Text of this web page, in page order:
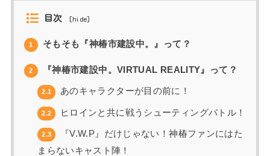
目次 [hide]
1 そもそも『神椿市建設中。』って？
2 『神椿市建設中。VIRTUAL REALITY』って？
2.1 あのキャラクターが目の前に！
2.2 ヒロインと共に戦うシューティングバトル！
2.3
『V.W.P』だけじゃない！神椿ファンにはた
まらないキャスト陣！